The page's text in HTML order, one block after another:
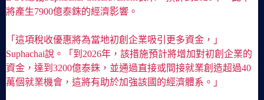
將產生7900億泰銖的經濟影響。
「這項稅收優惠將為當地初創企業吸引更多資金，」
Suphachai說。「到2026年，該措施預計將增加對初創企業的
資金，達到3200億泰銖，並通過直接或間接就業創造超過40
萬個就業機會，這將有助於加強該國的經濟體系。」